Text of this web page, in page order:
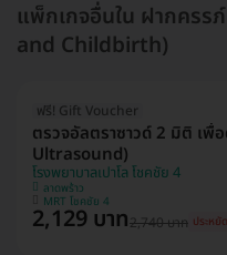
แพ็กเกจอื่นใน ฝากคร
and Childbirth)
ฟรี! Gift Voucher
ตรวจอัลตราซาวด์ 2 มิติ เพื่
Ultrasound)
โรงพยาบาลเปาโล โชคชัย 4
ลาดพร้าว
MRT โชคชัย 4
2,129 บาท2,740 บาท ประหยั